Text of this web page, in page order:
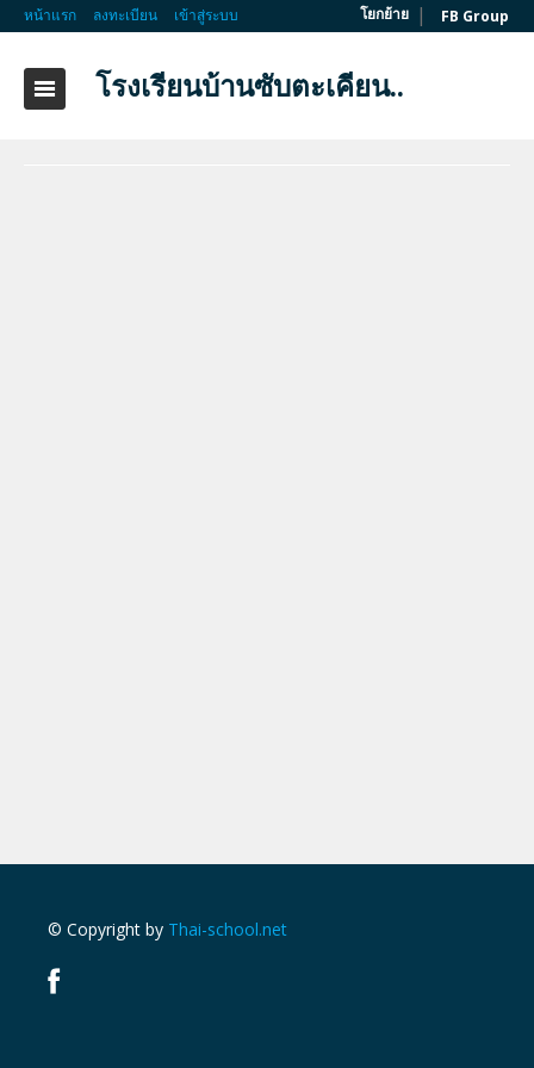
หน้าแรก ลงทะเบียน เข้าสู่ระบบ โยกย้าย | FB Group
โรงเรียนบ้านซับตะเคียน..
© Copyright by Thai-school.net